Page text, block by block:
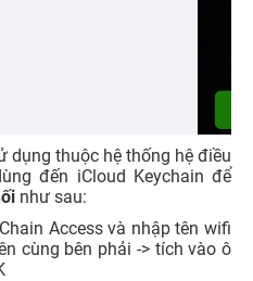
dụng thuộc hệ thống hệ điều
đến iCloud Keychain để
như sau:
Access và nhập tên wifi
cùng bên phải -> tích vào ô